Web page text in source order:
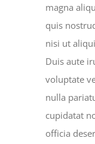
magna
quis
nisi ut
Duis aute
voluptate
nulla
cupidatat
officia